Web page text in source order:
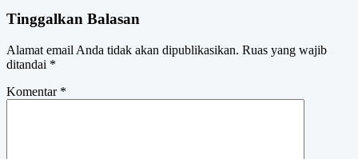
Tinggalkan Balasan
Alamat email Anda tidak akan dipublikasikan. Ruas yang wajib
ditandai *
Komentar *